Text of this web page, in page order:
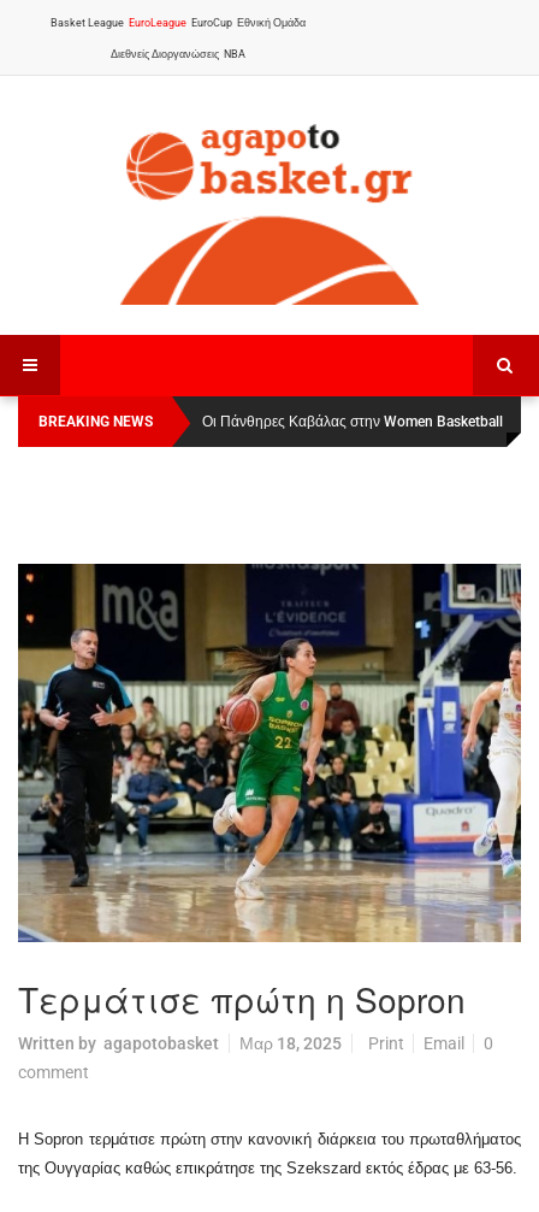
Basket League EuroLeague EuroCup Εθνική Ομάδα
Διεθνείς Διοργανώσεις NBA
BREAKING NEWS
Οι Πάνθηρες Καβάλας στην Women Basketball
League 1
Αναχώρησε για τα Γιάννενα η Εθνική Γυναικών
Τερμάτισε πρώτη η Sopron
Written by agapotobasket Μαρ 18, 2025 Print Email
0
comment
Η Sopron τερμάτισε πρώτη στην κανονική διάρκεια του πρωταθλήματος
της Ουγγαρίας καθώς επικράτησε της Szekszard εκτός έδρας με 63-56.